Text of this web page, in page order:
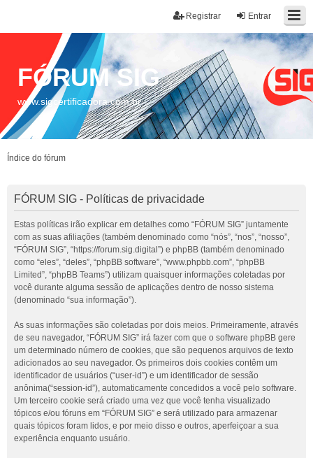
Entrar
Registrar
FÓRUM SIG
www.sigcertificadora.com.br
Índice do fórum
FÓRUM SIG - Políticas de privacidade
Estas políticas irão explicar em detalhes como “FÓRUM SIG” juntamente
com as suas afiliações (também denominado como “nós”, “nos”, “nosso”,
“FÓRUM SIG”, “https://forum.sig.digital”) e phpBB (também denominado
como “eles”, “deles”, “phpBB software”, “www.phpbb.com”, “phpBB
Limited”, “phpBB Teams”) utilizam quaisquer informações coletadas por
você durante alguma sessão de aplicações dentro de nosso sistema
(denominado “sua informação”).
As suas informações são coletadas por dois meios. Primeiramente, através
de seu navegador, “FÓRUM SIG” irá fazer com que o software phpBB gere
um determinado número de cookies, que são pequenos arquivos de texto
adicionados ao seu navegador. Os primeiros dois cookies contêm um
identificador de usuários (“user-id”) e um identificador de sessão
anônima(“session-id”), automaticamente concedidos a você pelo software.
Um terceiro cookie será criado uma vez que você tenha visualizado
tópicos e/ou fóruns em “FÓRUM SIG” e será utilizado para armazenar
quais tópicos foram lidos, e por meio disso e outros, aperfeiçoar a sua
experiência enquanto usuário.